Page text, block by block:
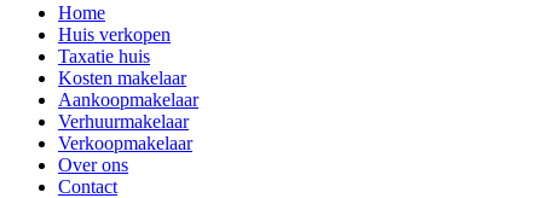
Home
Huis verkopen
Taxatie huis
Kosten makelaar
Aankoopmakelaar
Verhuurmakelaar
Verkoopmakelaar
Over ons
Contact